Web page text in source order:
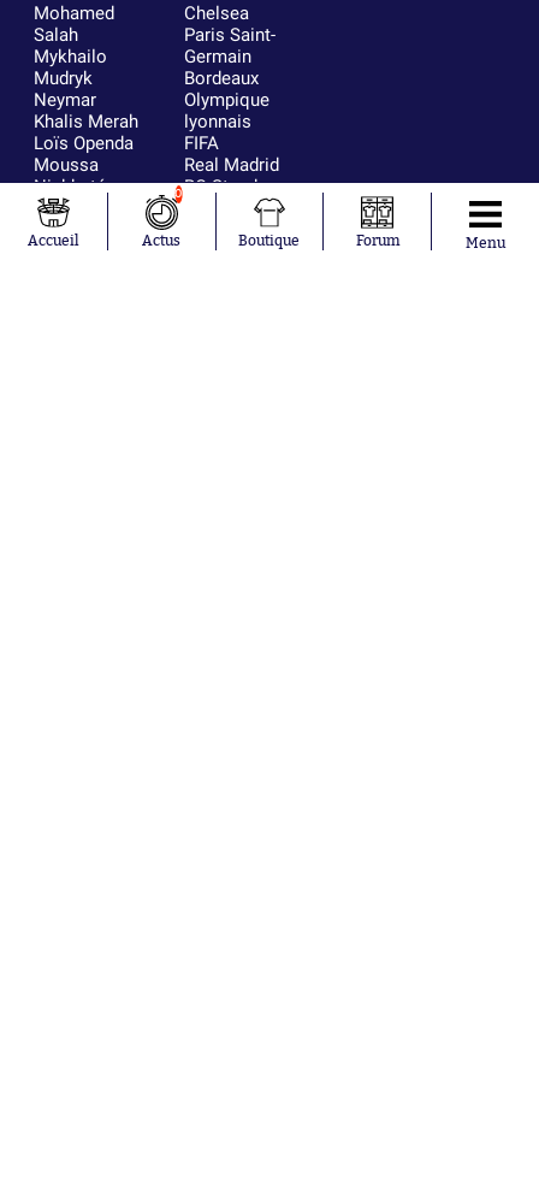
Mohamed
Salah
Mykhailo
Mudryk
Neymar
Khalis Merah
Loïs Openda
Moussa
Niakhaté
Nicolás
Tagliafico
Pavel Šulc
Chelsea
Paris Saint-
Germain
Bordeaux
Olympique
lyonnais
FIFA
Real Madrid
RC Strasbourg
AC Milan
RC Lens
Accueil
0
Actus Boutique Forum Menu